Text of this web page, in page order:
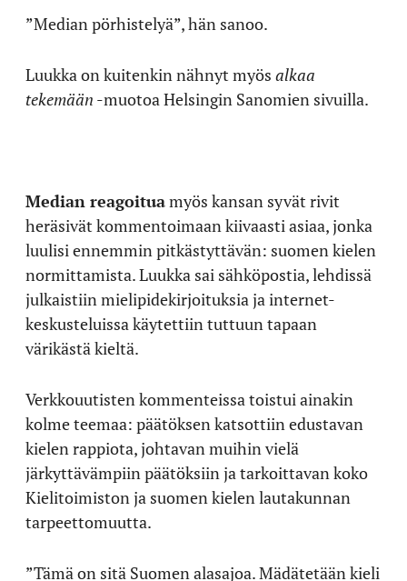
”Median pörhistelyä”, hän sanoo.
Luukka on kuitenkin nähnyt myös alkaa
tekemään -muotoa Helsingin Sanomien sivuilla.
Median reagoituamyös kansan syvät rivit
heräsivät kommentoimaan kiivaasti asiaa, jonka
luulisi ennemmin pitkästyttävän: suomen kielen
normittamista. Luukka sai sähköpostia, lehdissä
julkaistiin mielipidekirjoituksia ja internet-
keskusteluissa käytettiin tuttuun tapaan
värikästä kieltä.
Verkkouutisten kommenteissa toistui ainakin
kolme teemaa: päätöksen katsottiin edustavan
kielen rappiota, johtavan muihin vielä
järkyttävämpiin päätöksiin ja tarkoittavan koko
Kielitoimiston ja suomen kielen lautakunnan
tarpeettomuutta.
”Tämä on sitä Suomen alasajoa. Mädätetään kieli